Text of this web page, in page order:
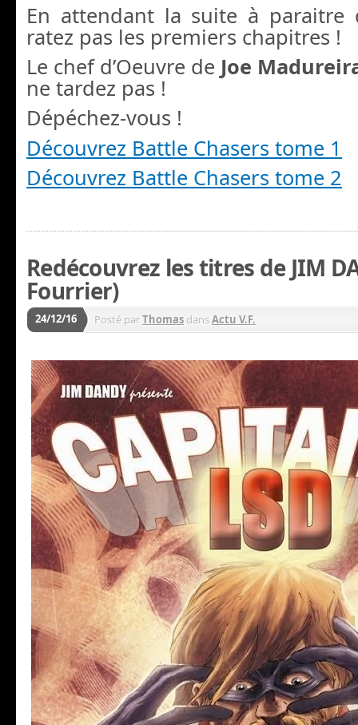
En attendant la suite à paraitre
ratez pas les premiers chapitres !
Le chef d’Oeuvre de Joe
ne tardez pas !
Dépéchez-vous !
Découvrez Battle Chasers tome 1
Découvrez Battle Chasers tome 2
Redécouvrez les titres de JIM
Fourrier)
24/12/16 Posté parThomas dansActu V.F.